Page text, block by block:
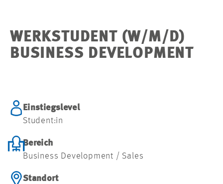
ALL ABOUT APPLYING
WERKSTUDENT (W/M/D)
BUSINESS DEVELOPMENT
Einstiegslevel
Student:in
Bereich
Business Development / Sales
Standort